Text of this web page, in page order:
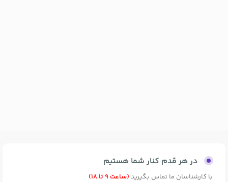
در هر قدم کنار شما هستیم
با کارشناسان ما تماس بگیرید (ساعت 9 تا 18)